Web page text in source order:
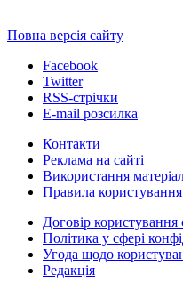
Повна версія сайту
Facebook
Twitter
RSS-стрічки
E-mail розсилка
Контакти
Реклама на сайті
Використання
Правила
Договір користування
Політика у сфері
Угода щодо
Редакція